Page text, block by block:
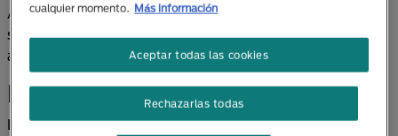
A continuación, te compartimos lo que debes saber
sobre el desarrollo sexual de tu mascota y como
actuar ante el celo de las gatas.
Pubertad en gatos
Los gatos crecen con rapidez. Después de los 6
cualquier momento. Más información
Rechazarlas todas
Aceptar todas las cookies